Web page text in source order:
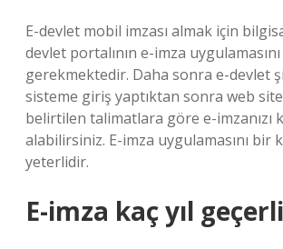
E-devlet mobil imzası almak için
devlet portalının e-imza
gerekmektedir. Daha sonra e-devlet
sisteme giriş yaptıktan sonra web
belirtilen talimatlara göre e-imzanızı
alabilirsiniz. E-imza uygulamasını bir
yeterlidir.
E-imza kaç yıl